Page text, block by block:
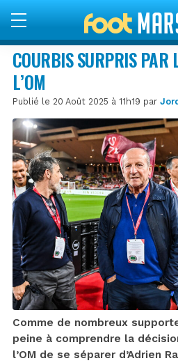
COURBIS SURPRIS PAR
L’OM
Publié le 20 Août 2025 à 11h19 par
Comme de nombreux
peine à comprendre la
l’OM de se séparer d’Adrien